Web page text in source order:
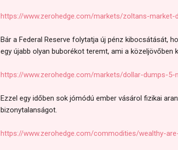
https://www.zerohedge.com/markets/zoltans-
Bár a Federal Reserve folytatja új pénz kibocsátását,
egy újabb olyan buborékot teremt, ami a közeljövőben
https://www.zerohedge.com/markets/dollar-dumps-
Ezzel egy időben sok jómódú ember vásárol fizikai
bizonytalanságot.
https://www.zerohedge.com/commodities/wealthy-